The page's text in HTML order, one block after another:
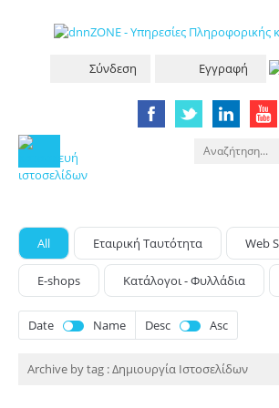
Σύνδεση Εγγραφή
All Eταιρική Tαυτότητα Web
E-shops Κατάλογοι - Φυλλάδια
Date Name Desc Asc
Archive by tag :Δημιουργία Ιστοσελίδων